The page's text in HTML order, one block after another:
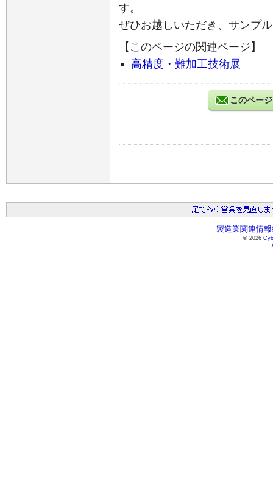
す。
ぜひお越しいただき、サンプ
【このページの関連ページ】
高精度・難加工技術展
このペー
製造業関連情
© 2026